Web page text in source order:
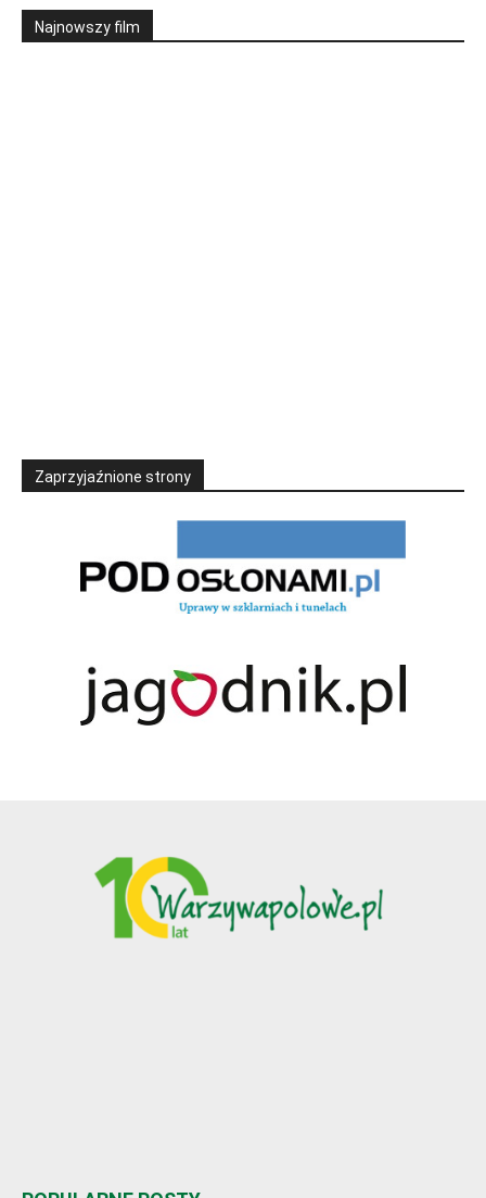
Najnowszy film
Zaprzyjaźnione strony